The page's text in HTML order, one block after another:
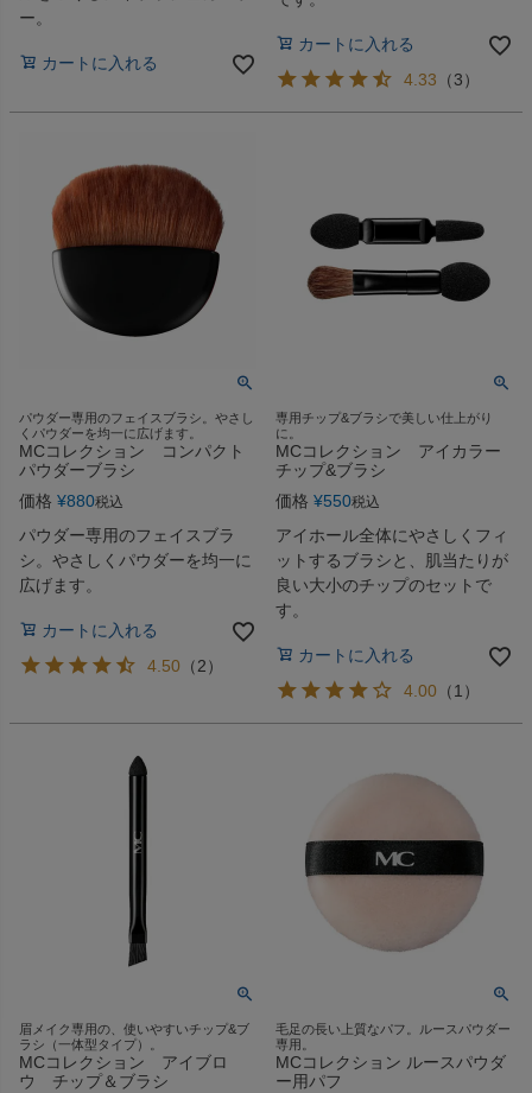
ー。
カートに入れる
カートに入れる
4.33 （3）
パウダー専用のフェイスブラシ。やさし
くパウダーを均一に広げます。
MCコレクション コンパクト
パウダーブラシ
価格 ¥880税込
パウダー専用のフェイスブラ
シ。やさしくパウダーを均一に
広げます。
カートに入れる
4.50 （2）
専用チップ&ブラシで美しい仕上がり
に。
MCコレクション アイカラー
チップ&ブラシ
価格 ¥550税込
アイホール全体にやさしくフィ
ットするブラシと、肌当たりが
良い大小のチップのセットで
す。
カートに入れる
4.00 （1）
眉メイク専用の、使いやすいチップ&ブ
ラシ（一体型タイプ）。
MCコレクション アイブロ
ウ チップ＆ブラシ
毛足の長い上質なパフ。ルースパウダー
専用。
MCコレクション ルースパウダ
ー用パフ